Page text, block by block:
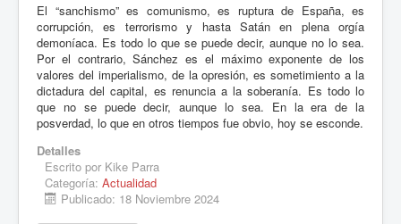
El “sanchismo” es comunismo, es ruptura de España, es
corrupción, es terrorismo y hasta Satán en plena orgía
demoníaca. Es todo lo que se puede decir, aunque no lo sea.
Por el contrario, Sánchez es el máximo exponente de los
valores del imperialismo, de la opresión, es sometimiento a la
dictadura del capital, es renuncia a la soberanía. Es todo lo
que no se puede decir, aunque lo sea. En la era de la
posverdad, lo que en otros tiempos fue obvio, hoy se esconde.
Detalles
Escrito por Kike Parra
Categoría: Actualidad
Publicado: 18 Noviembre 2024